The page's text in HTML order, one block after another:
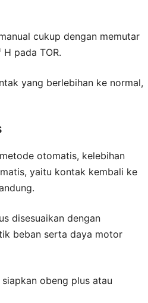
cukup dengan memutar
pada TOR.
yang berlebihan ke normal,
otomatis, kelebihan
yaitu kontak kembali ke
disesuaikan dengan
beban serta daya motor
siapkan obeng plus atau